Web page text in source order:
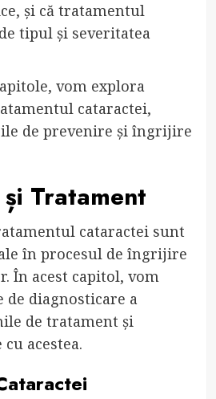
și că tratamentul
tipul și severitatea
vom explora
cataractei,
de prevenire și îngrijire
Tratament
cataractei sunt
în procesul de îngrijire
În acest capitol, vom
de diagnosticare a
de tratament și
acestea.